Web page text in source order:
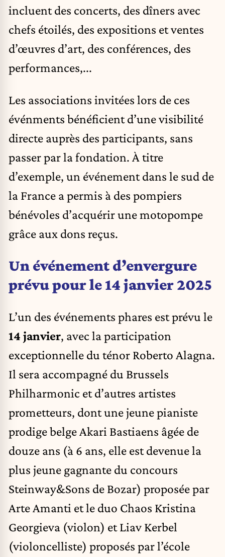
incluent des concerts, des dîners avec
chefs étoilés, des expositions et ventes
d’œuvres d’art, des conférences, des
performances,...
Les associations invitées lors de ces
événments bénéficient d’une visibilité
directe auprès des participants, sans
passer par la fondation. À titre
d’exemple, un événement dans le sud de
la France a permis à des pompiers
bénévoles d’acquérir une motopompe
grâce aux dons reçus.
Un événement d’envergure
prévu pour le 14 janvier 2025
L’un des événements phares est prévu le
14 janvier, avec la participation
exceptionnelle du ténor Roberto Alagna.
Il sera accompagné du Brussels
Philharmonic et d’autres artistes
prometteurs, dont une jeune pianiste
prodige belge Akari Bastiaens âgée de
douze ans (à 6 ans, elle est devenue la
plus jeune gagnante du concours
Steinway&Sons de Bozar) proposée par
Arte Amanti et le duo Chaos Kristina
Georgieva (violon) et Liav Kerbel
(violoncelliste) proposés par l’école